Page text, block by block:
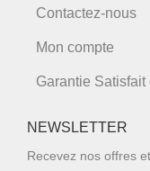
Contactez-nous
Mon compte
Garantie Satisfait
NEWSLETTER
Recevez nos offres